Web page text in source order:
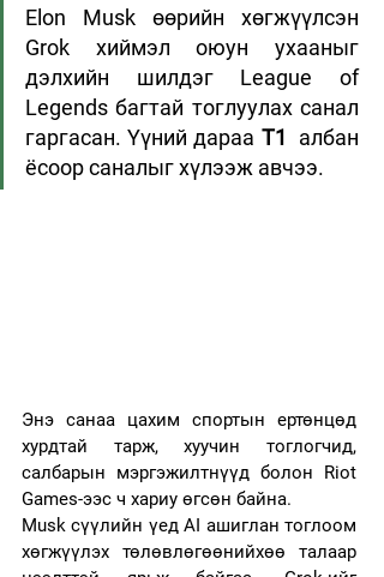
Elon Musk өөрийн хөгжүүлсэн
Grok хиймэл оюун ухааныг
дэлхийн шилдэг League of
Legends багтай тоглуулах санал
гаргасан. Үүний дараа T1
  албан
ёсоор саналыг хүлээж авчээ.
Энэ санаа цахим спортын ертөнцөд
хурдтай тарж, хуучин тоглогчид,
салбарын мэргэжилтнүүд болон Riot
Games-ээс ч хариу өгсөн байна.
Musk сүүлийн үед AI ашиглан тоглоом
хөгжүүлэх төлөвлөгөөнийхөө талаар